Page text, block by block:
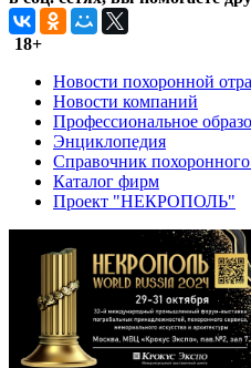
18+
Новости похоронной
Новости компаний
Профессиональное
Энциклопедия
Справочник похоронного
Каталог фирм
Проект "НЕКРОПОЛЬ"